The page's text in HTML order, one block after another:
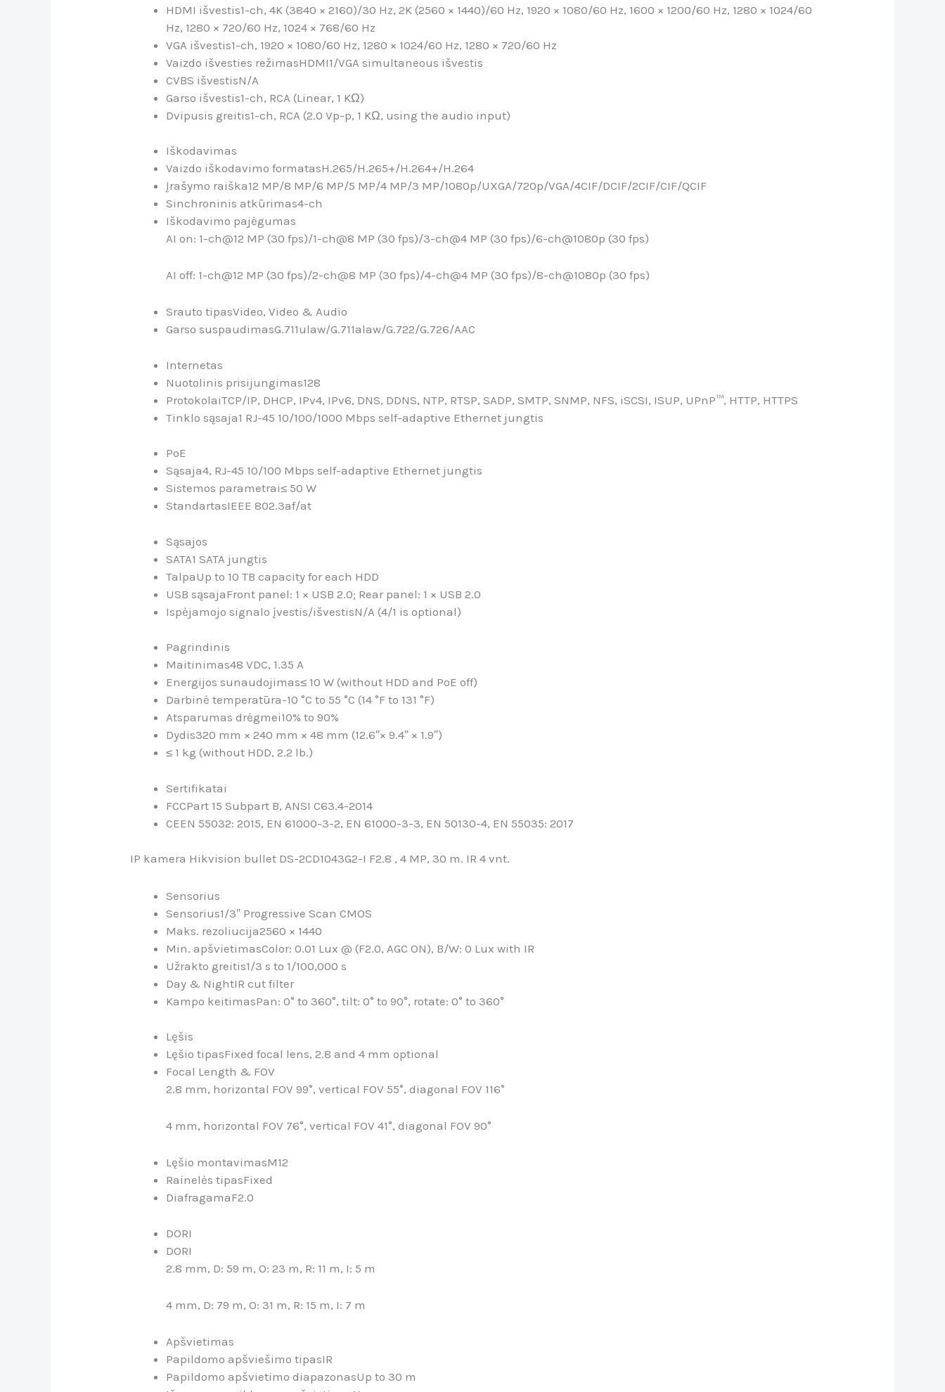
HDMI išvestis1-ch, 4K (3840 × 2160)/30 Hz, 2K (2560 × 1440)/60 Hz, 1920 × 1080/60 Hz, 1600 × 1200/60 Hz, 1280 × 1024/60
Hz, 1280 × 720/60 Hz, 1024 × 768/60 Hz
VGA išvestis1-ch, 1920 × 1080/60 Hz, 1280 × 1024/60 Hz, 1280 × 720/60 Hz
Vaizdo išvesties režimasHDMI1/VGA simultaneous išvestis
CVBS išvestisN/A
Garso išvestis1-ch, RCA (Linear, 1 KΩ)
Dvipusis greitis1-ch, RCA (2.0 Vp-p, 1 KΩ, using the audio input)
Iškodavimas
Vaizdo iškodavimo formatasH.265/H.265+/H.264+/H.264
Įrašymo raiška12 MP/8 MP/6 MP/5 MP/4 MP/3 MP/1080p/UXGA/720p/VGA/4CIF/DCIF/2CIF/CIF/QCIF
Sinchroninis atkūrimas4-ch
Iškodavimo pajėgumas
AI on: 1-ch@12 MP (30 fps)/1-ch@8 MP (30 fps)/3-ch@4 MP (30 fps)/6-ch@1080p (30 fps)
AI off: 1-ch@12 MP (30 fps)/2-ch@8 MP (30 fps)/4-ch@4 MP (30 fps)/8-ch@1080p (30 fps)
Srauto tipasVideo, Video & Audio
Garso suspaudimasG.711ulaw/G.711alaw/G.722/G.726/AAC
Internetas
Nuotolinis prisijungimas128
ProtokolaiTCP/IP, DHCP, IPv4, IPv6, DNS, DDNS, NTP, RTSP, SADP, SMTP, SNMP, NFS, iSCSI, ISUP, UPnP™, HTTP, HTTPS
Tinklo sąsaja1 RJ-45 10/100/1000 Mbps self-adaptive Ethernet jungtis
PoE
Sąsaja4, RJ-45 10/100 Mbps self-adaptive Ethernet jungtis
Sistemos parametrai≤ 50 W
StandartasIEEE 802.3af/at
Sąsajos
SATA1 SATA jungtis
TalpaUp to 10 TB capacity for each HDD
USB sąsajaFront panel: 1 × USB 2.0; Rear panel: 1 × USB 2.0
Ispėjamojo signalo įvestis/išvestisN/A (4/1 is optional)
Pagrindinis
Maitinimas48 VDC, 1.35 A
Energijos sunaudojimas≤ 10 W (without HDD and PoE off)
Darbinė temperatūra-10 °C to 55 °C (14 °F to 131 °F)
Atsparumas drėgmei10% to 90%
Dydis320 mm × 240 mm × 48 mm (12.6″× 9.4″ × 1.9″)
≤ 1 kg (without HDD, 2.2 lb.)
Sertifikatai
FCCPart 15 Subpart B, ANSI C63.4-2014
CEEN 55032: 2015, EN 61000-3-2, EN 61000-3-3, EN 50130-4, EN 55035: 2017
IP kamera Hikvision bullet DS-2CD1043G2-I F2.8 , 4 MP, 30 m. IR 4 vnt.
Sensorius
Sensorius1/3″ Progressive Scan CMOS
Maks. rezoliucija2560 × 1440
Min. apšvietimasColor: 0.01 Lux @ (F2.0, AGC ON), B/W: 0 Lux with IR
Užrakto greitis1/3 s to 1/100,000 s
Day & NightIR cut filter
Kampo keitimasPan: 0° to 360°, tilt: 0° to 90°, rotate: 0° to 360°
Lęšis
Lęšio tipasFixed focal lens, 2.8 and 4 mm optional
Focal Length & FOV
2.8 mm, horizontal FOV 99°, vertical FOV 55°, diagonal FOV 116°
4 mm, horizontal FOV 76°, vertical FOV 41°, diagonal FOV 90°
Lęšio montavimasM12
Rainelės tipasFixed
DiafragamaF2.0
DORI
DORI
2.8 mm, D: 59 m, O: 23 m, R: 11 m, I: 5 m
4 mm, D: 79 m, O: 31 m, R: 15 m, I: 7 m
Apšvietimas
Papildomo apšviešimo tipasIR
Papildomo apšvietimo diapazonasUp to 30 m